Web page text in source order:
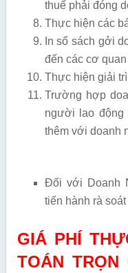
thuế phải đóng
Thực hiện các
In sổ sách gởi
đến các cơ
Thực hiện giải
Trường hợp
người lao động
thêm với doanh
Đối với Doanh
tiến hành rà
GIÁ PHÍ
TOÁN TRỌN